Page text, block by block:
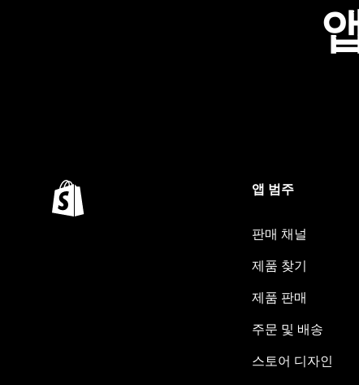
앱 범주
판매 채널
제품 찾기
제품 판매
주문 및 배송
스토어 디자인